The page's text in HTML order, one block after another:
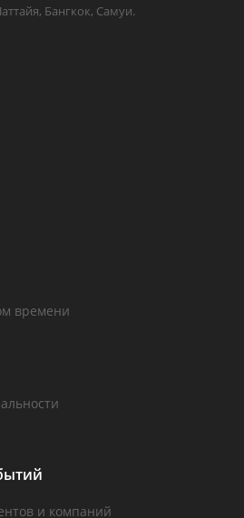
Бангкок, Самуи.
времени
и компаний